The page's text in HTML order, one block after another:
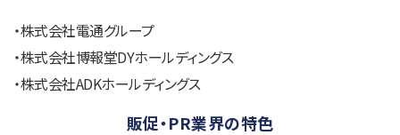
・株式会社電通グループ
・株式会社博報堂DYホールディングス
・株式会社ADKホールディングス
販促・PR業界の特色